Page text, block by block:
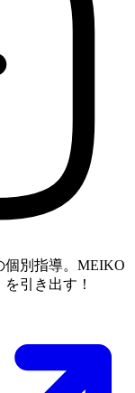
個別指導。MEIKO
引き出す！